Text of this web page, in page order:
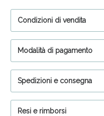
Condizioni di vendita
Modalità di pagamento
Spedizioni e consegna
Resi e rimborsi